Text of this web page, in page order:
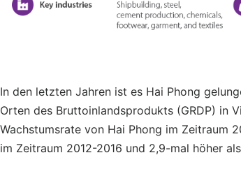
In den letzten Jahren ist es Hai Phong
Orten des Bruttoinlandsprodukts (GRDP) in
Wachstumsrate von Hai Phong im Zeitraum
im Zeitraum 2012-2016 und 2,9-mal höher